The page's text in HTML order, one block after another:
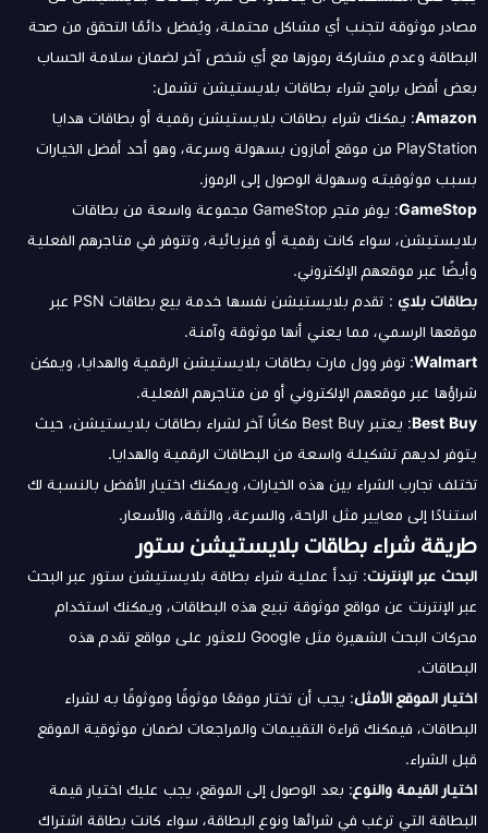
مصادر موثوقة لتجنب أي مشاكل محتملة، ويُفضل دائمًا التحقق من صحة
البطاقة وعدم مشاركة رموزها مع أي شخص آخر لضمان سلامة الحساب
بعض أفضل برامج شراء بطاقات بلايستيشن تشمل:
Amazon: يمكنك شراء بطاقات بلايستيشن رقمية أو بطاقات هدايا
PlayStation من موقع أمازون بسهولة وسرعة، وهو أحد أفضل الخيارات
بسبب موثوقيته وسهولة الوصول إلى الرموز.
GameStop
: يوفر متجر GameStop مجموعة واسعة من بطاقات
بلايستيشن، سواء كانت رقمية أو فيزيائية، وتتوفر في متاجرهم الفعلية
وأيضًا عبر موقعهم الإلكتروني.
بطاقات بلاي
: تقدم بلايستيشن نفسها خدمة بيع بطاقات PSN عبر
موقعها الرسمي، مما يعني أنها موثوقة وآمنة.
Walmart: توفر وول مارت بطاقات بلايستيشن الرقمية والهدايا، ويمكن
شراؤها عبر موقعهم الإلكتروني أو من متاجرهم الفعلية.
Best Buy
: يعتبر Best Buy مكانًا آخر لشراء بطاقات بلايستيشن، حيث
يتوفر لديهم تشكيلة واسعة من البطاقات الرقمية والهدايا.
تختلف تجارب الشراء بين هذه الخيارات، ويمكنك اختيار الأفضل بالنسبة لك
استنادًا إلى معايير مثل الراحة، والسرعة، والثقة، والأسعار.
طريقة شراء بطاقات بلايستيشن ستور
البحث عبر الإنترنت: تبدأ عملية شراء بطاقة بلايستيشن ستور عبر البحث
عبر الإنترنت عن مواقع موثوقة تبيع هذه البطاقات، ويمكنك استخدام
محركات البحث الشهيرة مثل Google للعثور على مواقع تقدم هذه
البطاقات.
اختيار الموقع الأمثل: يجب أن تختار موقعًا موثوقًا وموثوقًا به لشراء
البطاقات، فيمكنك قراءة التقييمات والمراجعات لضمان موثوقية الموقع
قبل الشراء.
اختيار القيمة والنوع: بعد الوصول إلى الموقع، يجب عليك اختيار قيمة
البطاقة التي ترغب في شرائها ونوع البطاقة، سواء كانت بطاقة اشتراك